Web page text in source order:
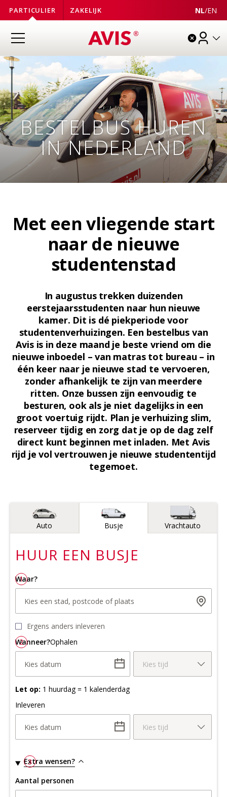
PARTICULIER ZAKELIJK NL/EN
BESTELBUS HUREN
IN NEDERLAND
Met een vliegende start
naar de nieuwe
studentenstad
In augustus trekken duizenden
eerstejaarsstudenten naar hun nieuwe
kamer. Dit is dé piekperiode voor
studentenverhuizingen. Een bestelbus van
Avis is in deze maand je beste vriend om die
nieuwe inboedel – van matras tot bureau – in
één keer naar je nieuwe stad te vervoeren,
zonder afhankelijk te zijn van meerdere
ritten. Onze bussen zijn eenvoudig te
besturen, ook als je niet dagelijks in een
groot voertuig rijdt. Plan je verhuizing slim,
reserveer tijdig en zorg dat je op de dag zelf
direct kunt beginnen met inladen. Met Avis
rijd je vol vertrouwen je nieuwe studententijd
tegemoet.
Voertuigtype
Auto Busje Vrachtauto
HUUR EEN BUSJE
1
Waar?
Kies een stad, postcode of plaats
Ergens anders inleveren
2
Wanneer?Ophalen
Kies datum Kies tijd
Let op: 1 huurdag = 1 kalenderdag
Inleveren
Kies datum Kies tijd
3
Extra wensen?
Aantal personen